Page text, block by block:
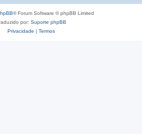
® Forum Software © phpBB Limited
por: Suporte phpBB
Privacidade | Termos